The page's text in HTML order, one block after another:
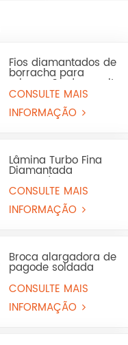
Fios diamantados de
borracha para
mineração de granito
e arenito
CONSULTE MAIS
INFORMAÇÃO
Lâmina Turbo Fina
Diamantada
Prensada a Quente
para Granito e
Mármore (Uso a Seco
e Molhado)
CONSULTE MAIS
INFORMAÇÃO
Broca alargadora de
pagode soldada
para serra copo para
mármore ou
cerâmica
CONSULTE MAIS
INFORMAÇÃO